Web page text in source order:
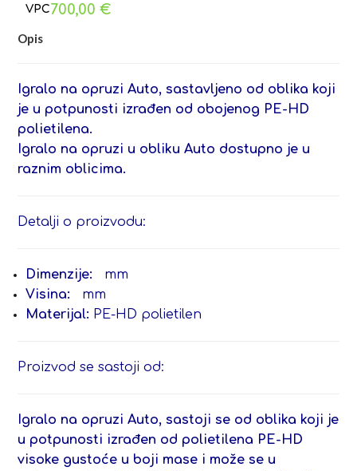
700,00€
Opis
Igralo na opruzi Auto, sastavljeno od oblika koji
je u potpunosti izrađen od obojenog PE-HD
polietilena.
Igralo na opruzi u obliku Auto dostupno je u
raznim oblicima.
Detalji o proizvodu:
Dimenzije: mm
Visina: mm
Materijal: PE-HD polietilen
Proizvod se sastoji od:
Igralo na opruzi Auto, sastoji se od oblika koji je
u potpunosti izrađen od polietilena PE-HD
visoke gustoće u boji mase i može se u